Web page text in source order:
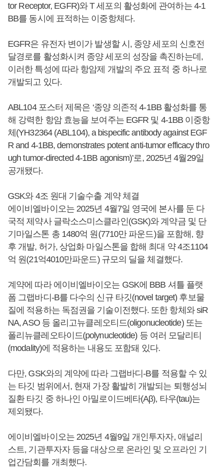
tor Receptor, EGFR)와 T 세포의 활성화에 관여하는 4-1
BB를 동시에 표적하는 이중항체다.
EGFR은 유전자 변이가 발생할 시, 종양 세포의 신호전
달경로를 활성화시켜 종양 세포의 성장을 촉진하는데,
이러한 특성에 따라 항암제 개발의 주요 표적 중 하나로
개발되고 있다.
ABL104 포스터 제목은 ‘종양 의존적 4-1BB 활성화를 통
해 강력한 항암 효능을 보여주는 EGFR 및 4-1BB 이중항
체(YH32364 (ABL104), a bispecific antibody against EGF
R and 4-1BB, demonstrates potent anti-tumor efficacy thro
ugh tumor-directed 4-1BB agonism)’로, 2025년 4월29일
공개됐다.
GSK와 4조 원대 기술수출 계약 체결
에이비엘바이오는 2025년 4월7일 영국에 본사를 둔 다
국적 제약사 글락소스미스클라인(GSK)와 계약금 및 단
기마일스톤 총 1480억 원(7710만 파운드)을 포함해, 향
후 개발, 허가, 상업화 마일스톤을 합해 최대 약 4조1104
억 원(21억4010만파운드) 규모의 딜을 체결했다.
계약에 따라 에이비엘바이오는 GSK에 BBB 셔틀 플랫
폼 그랩바디-B를 다수의 신규 타깃(novel target) 후보물
질에 적용하는 독점권을 기술이전했다. 또한 항체와 siR
NA, ASO 등 올리고뉴클레오티드(oligonucleotide) 또는
폴리뉴클레오타이드(polynucleotide) 등 여러 모달리티
(modality)에 적용하는 내용도 포함돼 있다.
다만, GSK와의 계약에 따라 그랩바디-B를 적용할 수 있
는 타깃 범위에서, 현재 가장 활발히 개발되는 퇴행성뇌
질환 타깃 중 하나인 아밀로이드베타(Aβ), 타우(tau)는
제외됐다.
에이비엘바이오는 2025년 4월9일 개인투자자, 애널리
스트, 기관투자자 등을 대상으로 온라인 및 오프라인 기
업간담회를 개최했다.